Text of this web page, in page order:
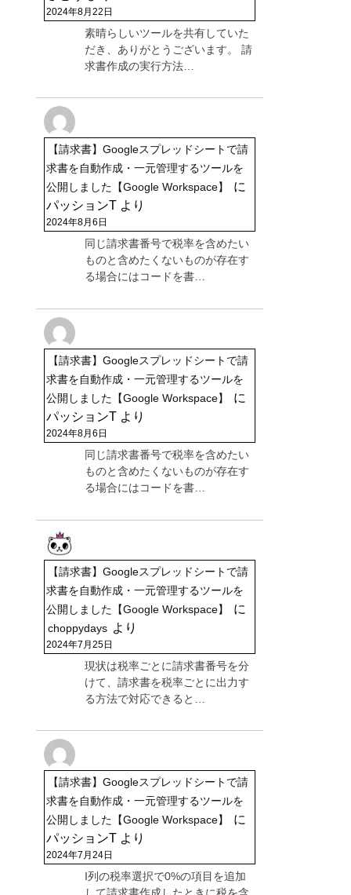
2024年8月22日
素晴らしいツールを共有していた
だき、ありがとうございます。 請
求書作成の実行方法…
【請求書】Googleスプレッドシートで請
求書を自動作成・一元管理するツールを
公開しました【Google Workspace】
に
パッションT より
2024年8月6日
同じ請求書番号で税率を含めたい
ものと含めたくないものが存在す
る場合にはコードを書…
【請求書】Googleスプレッドシートで請
求書を自動作成・一元管理するツールを
公開しました【Google Workspace】
に
パッションT より
2024年8月6日
同じ請求書番号で税率を含めたい
ものと含めたくないものが存在す
る場合にはコードを書…
【請求書】Googleスプレッドシートで請
求書を自動作成・一元管理するツールを
公開しました【Google Workspace】
に
choppydays より
2024年7月25日
現状は税率ごとに請求書番号を分
けて、請求書を税率ごとに出力す
る方法で対応できると…
【請求書】Googleスプレッドシートで請
求書を自動作成・一元管理するツールを
公開しました【Google Workspace】
に
パッションT より
2024年7月24日
I列の税率選択で0%の項目を追加